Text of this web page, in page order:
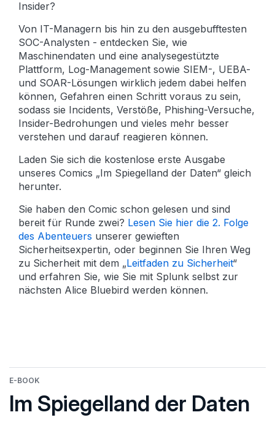
Insider?
Von IT-Managern bis hin zu den ausgebufftesten
SOC-Analysten - entdecken Sie, wie
Maschinendaten und eine analysegestützte
Plattform, Log-Management sowie SIEM-, UEBA-
und SOAR-Lösungen wirklich jedem dabei helfen
können, Gefahren einen Schritt voraus zu sein,
sodass sie Incidents, Verstöße, Phishing-Versuche,
Insider-Bedrohungen und vieles mehr besser
verstehen und darauf reagieren können.
Laden Sie sich die kostenlose erste Ausgabe
unseres Comics „Im Spiegelland der Daten“ gleich
herunter.
Sie haben den Comic schon gelesen und sind
bereit für Runde zwei? Lesen Sie hier die 2. Folge
des Abenteuers unserer gewieften
Sicherheitsexpertin, oder beginnen Sie Ihren Weg
zu Sicherheit mit dem „Leitfaden zu Sicherheit“
und erfahren Sie, wie Sie mit Splunk selbst zur
nächsten Alice Bluebird werden können.
E-BOOK
Im Spiegelland der Daten